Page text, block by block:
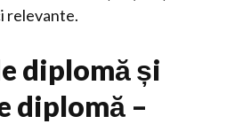
relevante.
diplomă și
diplomă –